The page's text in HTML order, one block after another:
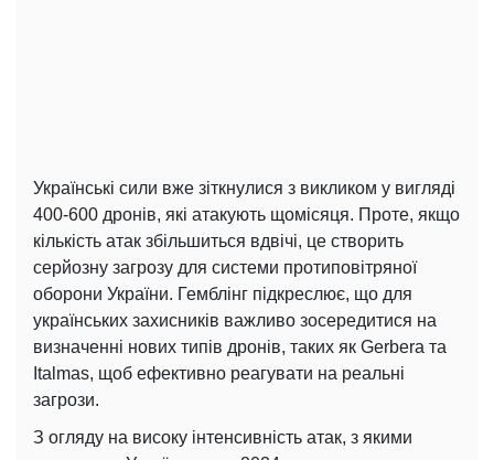
Українські сили вже зіткнулися з викликом у вигляді
400-600 дронів, які атакують щомісяця. Проте, якщо
кількість атак збільшиться вдвічі, це створить
серйозну загрозу для системи протиповітряної
оборони України. Гемблінг підкреслює, що для
українських захисників важливо зосередитися на
визначенні нових типів дронів, таких як Gerbera та
Italmas, щоб ефективно реагувати на реальні
загрози.
З огляду на високу інтенсивність атак, з якими